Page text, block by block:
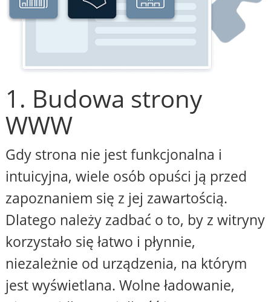
1. Budowa strony
WWW
Gdy strona nie jest funkcjonalna i
intuicyjna, wiele osób opuści ją przed
zapoznaniem się z jej zawartością.
Dlatego należy zadbać o to, by z witryny
korzystało się łatwo i płynnie,
niezależnie od urządzenia, na którym
jest wyświetlana. Wolne ładowanie,